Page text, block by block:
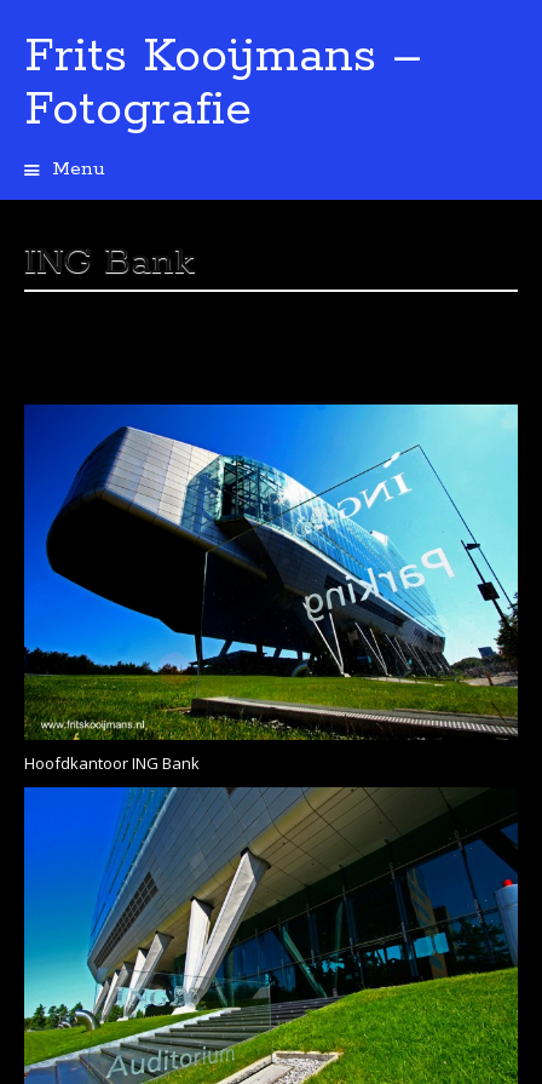
Frits Kooijmans –
Fotografie
Menu
inhoud
ING Bank
Hoofdkantoor ING Bank